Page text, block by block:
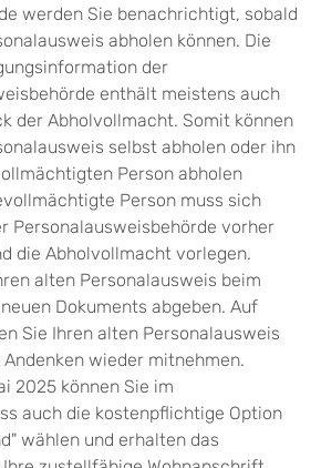
werden Sie benachrichtigt, sobald
abholen können. Die
der
enthält meistens auch
der Abholvollmacht. Somit können
selbst abholen oder ihn
Person abholen
Person muss sich
Personalausweisbehörde vorher
die Abholvollmacht vorlegen.
alten Personalausweis beim
Dokuments abgeben. Auf
Sie Ihren alten Personalausweis
wieder mitnehmen.
2025 können Sie im
auch die kostenpflichtige Option
wählen und erhalten das